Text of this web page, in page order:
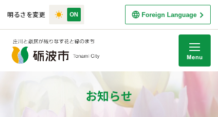
明るさを変更 Foreign Language
お知らせ